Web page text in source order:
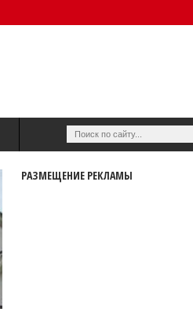
РАЗМЕЩЕНИЕ РЕКЛАМЫ